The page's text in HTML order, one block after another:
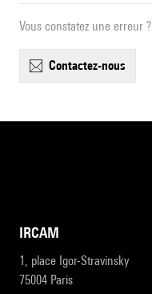
Vous constatez une erreur ?
contactez-nous
IRCAM
1, place Igor-Stravinsky
75004 Paris